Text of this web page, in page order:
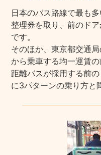
日本のバス路線で最も
整理券を取り、前のド
です。
そのほか、東京都交通
から乗車する均一運賃
距離バスが採用する前
に3パターンの乗り方と